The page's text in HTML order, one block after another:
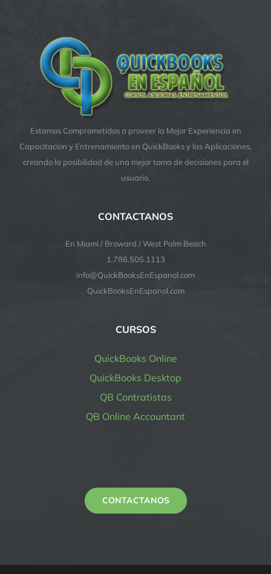
Estamos Comprometidos a proveer la Mejor Experiencia en
Capacitacion y Entrenamiento en QuickBooks y las Aplicaciones,
creando la posibilidad de una mejor toma de decisiones para el
usuario.
CONTACTANOS
En Miami / Broward / West Palm Beach
1.786.505.1113
info@QuickBooksEnEspanol.com
QuickBooksEnEspanol.com
CURSOS
QuickBooks Online
QuickBooks Desktop
QB Contratistas
QB Online Accountant
CONTACTANOS